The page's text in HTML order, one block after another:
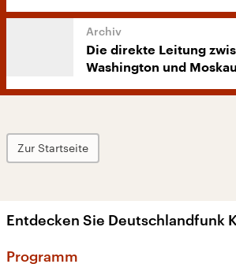
Die direkte Leitung
Washington und Moskau
Zur Startseite
Entdecken Sie Deutschlandfunk
Programm